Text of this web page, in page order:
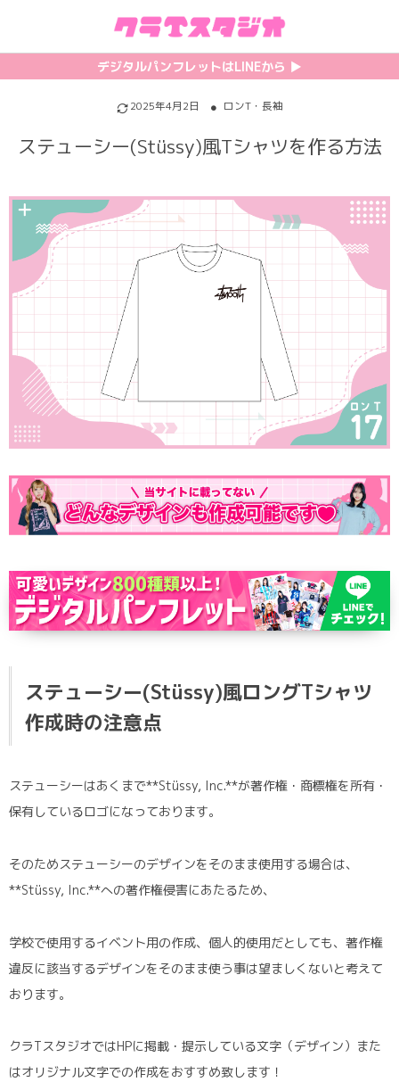
デジタルパンフレットはLINEから ▶︎︎
2025年4月2日 ロンT・長袖
ステューシー(Stüssy)風Tシャツを作る方法
ステューシー(Stüssy)風ロングTシャツ
作成時の注意点
ステューシーはあくまで**Stüssy, Inc.**が著作権・商標権を所有・
保有しているロゴになっております。
そのためステューシーのデザインをそのまま使用する場合は、
**Stüssy, Inc.**への著作権侵害にあたるため、
学校で使用するイベント用の作成、個人的使用だとしても、著作権
違反に該当するデザインをそのまま使う事は望ましくないと考えて
おります。
クラTスタジオではHPに掲載・提示している文字（デザイン）また
はオリジナル文字での作成をおすすめ致します！
初めての方へ
クラスTシャツの注文方法
料金について
お支払い方法について
キャンセル・変更について
無料でLINE相談する
カテゴリ一覧
ホッケーユニフォーム
バスケユニフォーム
ゲーム
グリッター&ラメ
ポロシャツ
パーカー・スウェット
ラグビーユニフォーム
フルカラー
部活動
特集記事
【最新】流行りの背ネーム特集
【インスタ映え】おすすめクラT集
韓国パロディ人気デザイン特集
おしゃれデザインクラスTシャツ
かわいいクラスTシャツ
おもしろクラスTシャツ
かっこいいクラスTシャツ
ニュース
プリント
フォントを選ぶ
シルクスクリーンについて
昇華プリントについて
全面プリントクラスTシャツ
DTFプリントについて
SDGsについて